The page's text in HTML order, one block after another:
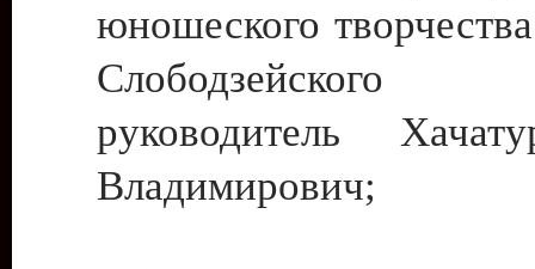
юношеского
руководитель
Владимирович;